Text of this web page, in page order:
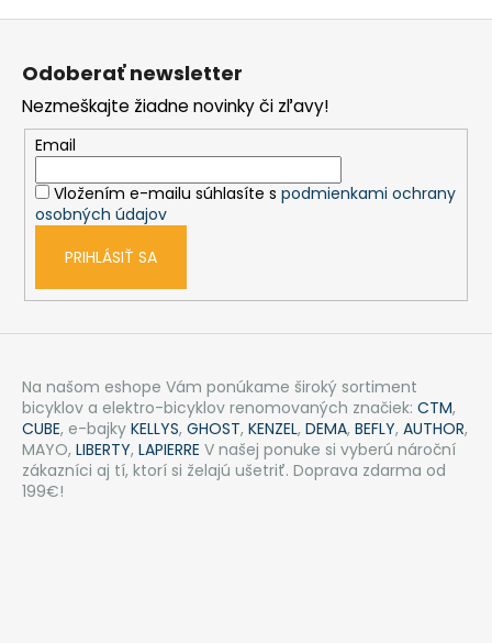
Z
Odoberať newsletter
Nezmeškajte žiadne novinky či zľavy!
Email
Vložením e-mailu súhlasíte s podmienkami ochrany
osobných údajov
PRIHLÁSIŤ SA
Na našom eshope Vám ponúkame široký sortiment
bicyklov a elektro-bicyklov renomovaných značiek: CTM,
CUBE, e-bajky KELLYS, GHOST, KENZEL, DEMA, BEFLY, AUTHOR,
MAYO, LIBERTY, LAPIERRE V našej ponuke si vyberú nároční
zákazníci aj tí, ktorí si želajú ušetriť. Doprava zdarma od
199€!